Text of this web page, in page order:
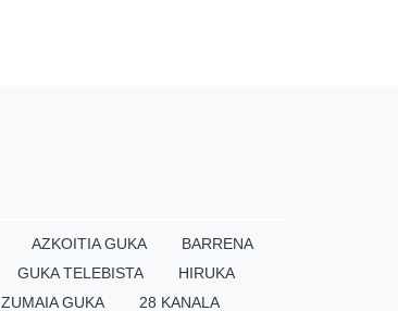
AZKOITIA GUKA
BARRENA
GUKA TELEBISTA
HIRUKA
ZUMAIA GUKA 28 KANALA